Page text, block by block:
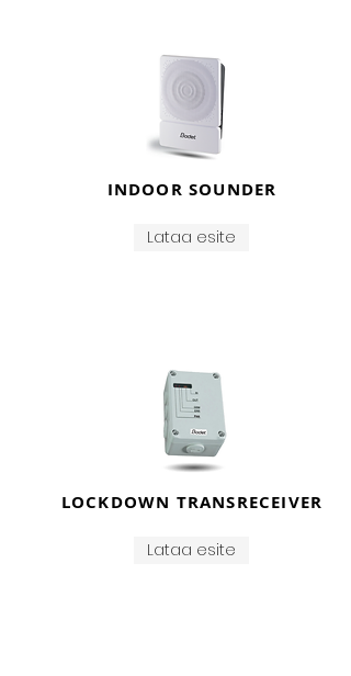
INDOOR SOUNDER
Lataa esite
LOCKDOWN TRANSRECEIVER
Lataa esite